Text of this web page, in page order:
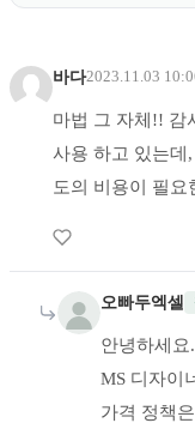
바다2023.11.03
마법 그 자체!! 감
사용 하고 있는데
도의 비용이 필요
오빠두엑셀
안녕하세요.
MS 디자이
가격 정책